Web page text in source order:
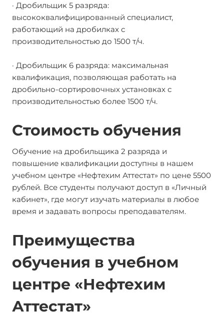
· Дробильщик 5 разряда:
высококвалифицированный специалист,
работающий на дробилках с
производительностью до 1500 т/ч.
· Дробильщик 6 разряда: максимальная
квалификация, позволяющая работать на
дробильно-сортировочных установках с
производительностью более 1500 т/ч.
Стоимость обучения
Обучение на дробильщика 2 разряда и
повышение квалификации доступны в нашем
учебном центре «Нефтехим Аттестат» по цене 5500
рублей. Все студенты получают доступ в «Личный
кабинет», где могут изучать материалы в любое
время и задавать вопросы преподавателям.
Преимущества
обучения в учебном
центре «Нефтехим
Аттестат»